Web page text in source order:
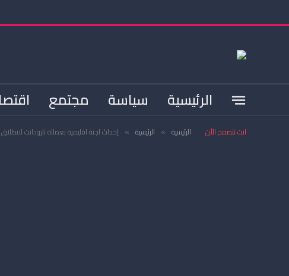
الرئيسية سياسة مجتمع
انت تتصفح الأن الرئيسية » الرئيسية » إحداث لجنة اقليمية بعمالة تارودانت